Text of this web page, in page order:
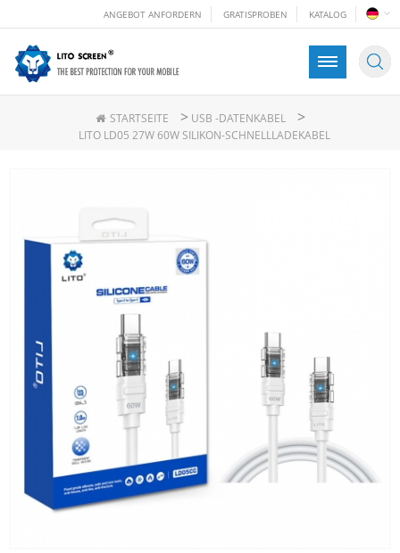
ANGEBOT ANFORDERN GRATISPROBEN KATALOG
STARTSEITE > USB -DATENKABEL >
LITO LD05 27W 60W SILIKON-SCHNELLLADEKABEL